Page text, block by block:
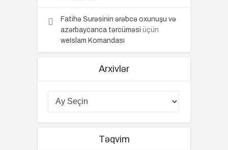
Fatihə Surəsinin ərəbcə oxunuşu və
azərbaycanca tərcüməsi üçün
weIslam Komandası
Arxivlər
Təqvim